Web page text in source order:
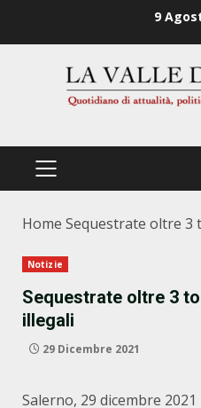
9
PRIMÄRES
Home Sequestrate oltre 3
Notizie
Sequestrate oltre 3
illegali
29 Dicembre 2021
Salerno, 29 dicembre 2021